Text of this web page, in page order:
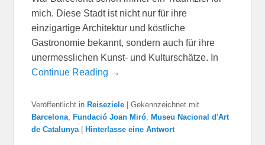
mich. Diese Stadt ist nicht nur für ihre
einzigartige Architektur und köstliche
Gastronomie bekannt, sondern auch für ihre
unermesslichen Kunst- und Kulturschätze. In
Continue Reading →
Veröffentlicht in Reiseziele |Gekennzeichnet mit
Barcelona, Fundació Joan Miró, Museu Nacional d'Art
de Catalunya
Hinterlasse eine Antwort